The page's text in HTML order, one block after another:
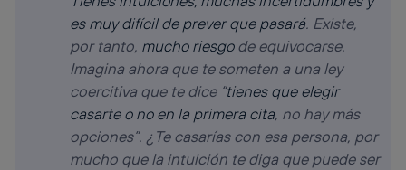
es muy difícil de prever que pasará. Existe,
por tanto, mucho riesgode equivocarse.
Imagina ahora que te someten a una ley
coercitiva que te dice “tienes que elegir
casarte o no en la primera cita, no hay más
opciones”. ¿Te casarías con esa persona, por
mucho que la intuición te diga que puede ser